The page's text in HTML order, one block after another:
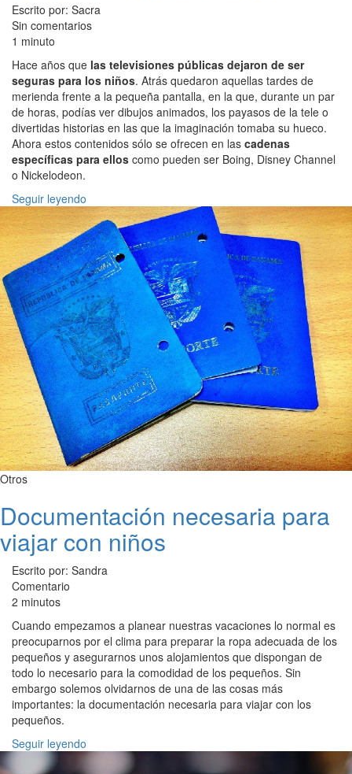
Escrito por: Sacra
Sin comentarios
1 minuto
Hace años que las televisiones públicas dejaron de ser
seguras para los niños. Atrás quedaron aquellas tardes de
merienda frente a la pequeña pantalla, en la que, durante un par
de horas, podías ver dibujos animados, los payasos de la tele o
divertidas historias en las que la imaginación tomaba su hueco.
Ahora estos contenidos sólo se ofrecen en las cadenas
específicas para ellos como pueden ser Boing, Disney Channel
o Nickelodeon.
Seguir leyendo
Otros
Documentación necesaria para
viajar con niños
Escrito por: Sandra
Comentario
2 minutos
Cuando empezamos a planear nuestras vacaciones lo normal es
preocuparnos por el clima para preparar la ropa adecuada de los
pequeños y asegurarnos unos alojamientos que dispongan de
todo lo necesario para la comodidad de los pequeños. Sin
embargo solemos olvidarnos de una de las cosas más
importantes: la documentación necesaria para viajar con los
pequeños.
Seguir leyendo